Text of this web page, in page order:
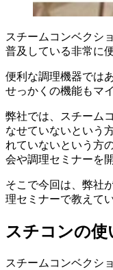
スチームコンベクシ
普及している非常に
便利な調理機器では
せっかくの機能もマ
弊社では、スチーム
なせていないという
れていないという方
会や調理セミナーを
そこで今回は、弊社
理セミナーで教えて
スチコンの使
スチームコンベクシ